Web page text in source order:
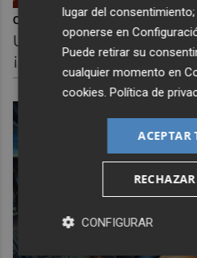
Corepunk MMORPG
Un verdadero MMORPG
¡Cómo los de antes,
lugar del
oponerse en
Puede retirar su
cualquier momento en
cookies .Política de
ACEPTAR
CONFIGURAR